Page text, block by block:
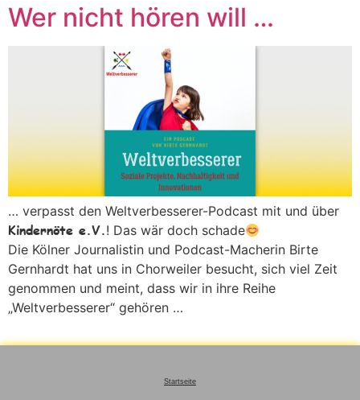
Wer nicht hören will …
… verpasst den Weltverbesserer-Podcast mit und über
Kindernöte e.V.! Das wär doch schade
Die Kölner Journalistin und Podcast-Macherin Birte
Gernhardt hat uns in Chorweiler besucht, sich viel Zeit
genommen und meint, dass wir in ihre Reihe
„Weltverbesserer“ gehören …
Startseite